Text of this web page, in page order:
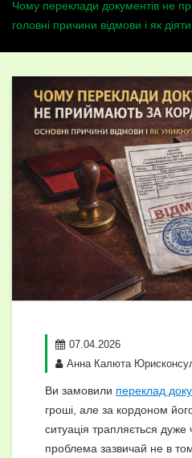
Чому переклади документів не
головні причини відмови і як
07.04.2026
Анна Калюта
Ви замовили переклад
гроші, але за кордоном
ситуація трапляється
проблема зазвичай не в